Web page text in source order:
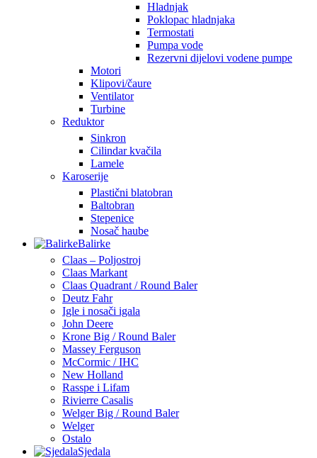
Hladnjak
Poklopac hladnjaka
Termostati
Pumpa vode
Rezervni dijelovi vodene pumpe
Motori
Klipovi/čaure
Ventilator
Turbine
Reduktor
Sinkron
Cilindar kvačila
Lamele
Karoserije
Plastični blatobran
Baltobran
Stepenice
Nosač haube
Balirke
Claas – Poljostroj
Claas Markant
Claas Quadrant / Round Baler
Deutz Fahr
Igle i nosači igala
John Deere
Krone Big / Round Baler
Massey Ferguson
McCormic / IHC
New Holland
Rasspe i Lifam
Rivierre Casalis
Welger Big / Round Baler
Welger
Ostalo
Sjedala